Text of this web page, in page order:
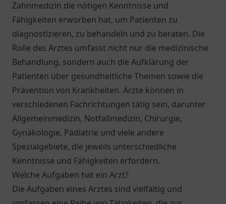
Zahnmedizin die nötigen Kenntnisse und
Fähigkeiten erworben hat, um Patienten zu
diagnostizieren, zu behandeln und zu beraten. Die
Rolle des Arztes umfasst nicht nur die medizinische
Behandlung, sondern auch die Aufklärung der
Patienten über gesundheitliche Themen sowie die
Prävention von Krankheiten. Ärzte können in
verschiedenen Fachrichtungen tätig sein, darunter
Allgemeinmedizin, Notfallmedizin, Chirurgie,
Gynäkologie, Pädiatrie und viele andere
Spezialgebiete, die jeweils unterschiedliche
Kenntnisse und Fähigkeiten erfordern.
Welche Aufgaben hat ein Arzt?
Die Aufgaben eines Arztes sind vielfältig und